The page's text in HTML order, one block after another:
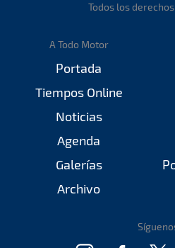
Todos los
A Todo Motor
Portada
Tiempos Online
Noticias
Agenda
Galerías
Archivo